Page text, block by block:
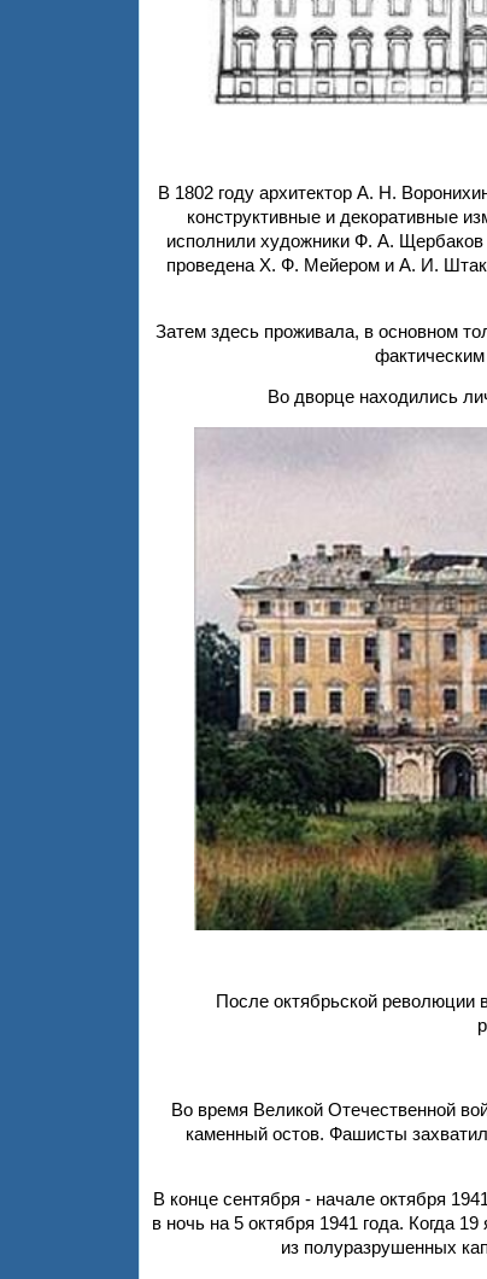
В 1802 году архитектор А. Н.
конструктивные и декоративные
исполнили художники Ф. А.
проведена Х. Ф. Мейером и А. И.
Затем здесь проживала, в основном
Во дворце находились
После октябрьской революции
Во время Великой Отечественной
каменный остов. Фашисты
В конце сентября - начале октября
в ночь на 5 октября 1941 года. Когда
из полуразрушенных